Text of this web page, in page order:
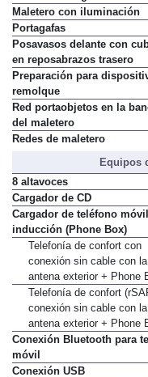
Guantera refrigerada
Maletero con iluminación
Portagafas
Posavasos delante con
en reposabrazos trasero
Preparación para
remolque
Red portaobjetos en la
del maletero
Equipos
8 altavoces
Cargador de CD
Cargador de teléfono móvil
inducción (Phone Box)
Telefonía de confort con
conexión sin cable con la
antena exterior + Phone
Telefonía de confort
conexión sin cable con la
antena exterior + Phone
Conexión Bluetooth para
móvil